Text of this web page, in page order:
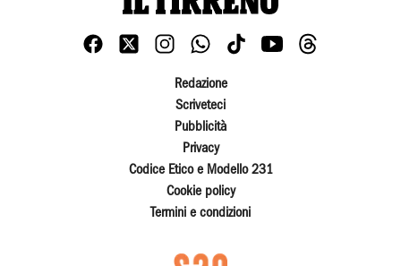
Redazione
Scriveteci
Pubblicità
Privacy
Codice Etico e Modello 231
Cookie policy
Termini e condizioni